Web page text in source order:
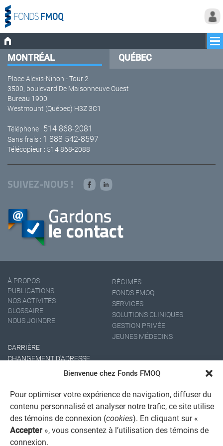
Bienvenue chez Fonds FMOQ
Pour optimiser votre expérience de navigation, diffuser du
contenu personnalisé et analyser notre trafic, ce site utilise
des témoins de connexion (cookies). En cliquant sur «
Accepter », vous consentez à l’utilisation des témoins de
connexion.
MONTRÉAL QUÉBEC
Place Alexis-Nihon - Tour 2
3500, boulevard De Maisonneuve Ouest
Bureau 1900
Westmount (Québec) H3Z 3C1
Téléphone : 514 868-2081
Sans frais : 1 888 542-8597
Télécopieur : 514 868-2088
SUIVEZ-NOUS !
À PROPOS
PUBLICATIONS
NOS ACTIVITÉS
GLOSSAIRE
NOUS JOINDRE
RÉGIMES
FONDS FMOQ
SERVICES
SOLUTIONS CLINIQUES
GESTION PRIVÉE
JEUNES MÉDECINS
CARRIÈRE
CHANGEMENT D'ADRESSE